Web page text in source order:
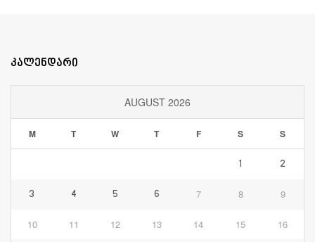
კალენდარი
AUGUST 2026
M T W T F S S
1 2
3 4 5 6 7 8 9
10 11 12 13 14 15 16